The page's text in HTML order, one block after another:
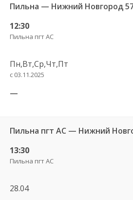
Пильна — Нижний Новгород
12:30
Пильна пгт АС
Пн,Вт,Ср,Чт,Пт
с 03.11.2025
—
13:30
Пильна пгт АС
28.04